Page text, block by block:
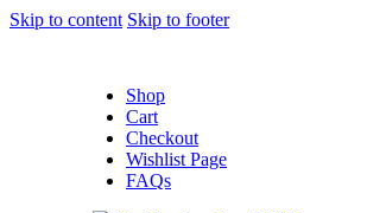
Skip to content Skip to footer
Shop
Cart
Checkout
Wishlist Page
FAQs